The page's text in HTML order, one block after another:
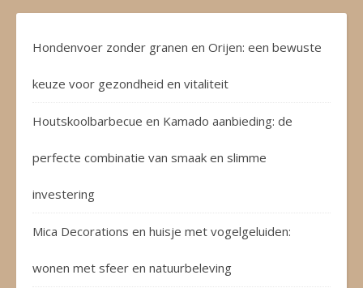
Hondenvoer zonder granen en Orijen: een bewuste
keuze voor gezondheid en vitaliteit
Houtskoolbarbecue en Kamado aanbieding: de
perfecte combinatie van smaak en slimme
investering
Mica Decorations en huisje met vogelgeluiden:
wonen met sfeer en natuurbeleving